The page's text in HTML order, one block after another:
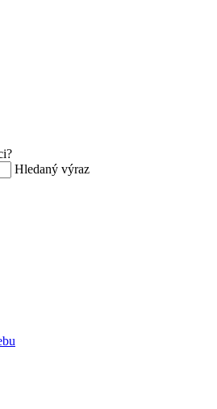
Hledaný výraz